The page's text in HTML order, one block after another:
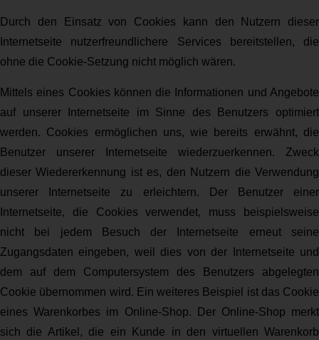
Durch den Einsatz von Cookies kann den Nutzern dieser
Internetseite nutzerfreundlichere Services bereitstellen, die
ohne die Cookie-Setzung nicht möglich wären.
Mittels eines Cookies können die Informationen und Angebote
auf unserer Internetseite im Sinne des Benutzers optimiert
werden. Cookies ermöglichen uns, wie bereits erwähnt, die
Benutzer unserer Internetseite wiederzuerkennen. Zweck
dieser Wiedererkennung ist es, den Nutzern die Verwendung
unserer Internetseite zu erleichtern. Der Benutzer einer
Internetseite, die Cookies verwendet, muss beispielsweise
nicht bei jedem Besuch der Internetseite erneut seine
Zugangsdaten eingeben, weil dies von der Internetseite und
dem auf dem Computersystem des Benutzers abgelegten
Cookie übernommen wird. Ein weiteres Beispiel ist das Cookie
eines Warenkorbes im Online-Shop. Der Online-Shop merkt
sich die Artikel, die ein Kunde in den virtuellen Warenkorb